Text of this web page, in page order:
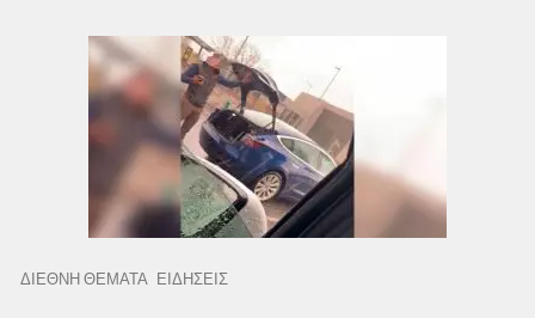
ΔΙΕΘΝΗ ΘΕΜΑΤΑ ΕΙΔΗΣΕΙΣ